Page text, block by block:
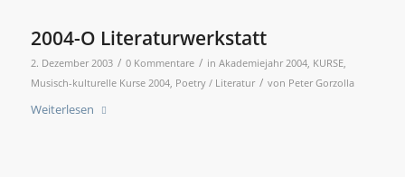
2004-O Literaturwerkstatt
2. Dezember 2003 / 0 Kommentare / in Akademiejahr 2004, KURSE,
Musisch-kulturelle Kurse 2004, Poetry / Literatur / von Peter Gorzolla
Weiterlesen